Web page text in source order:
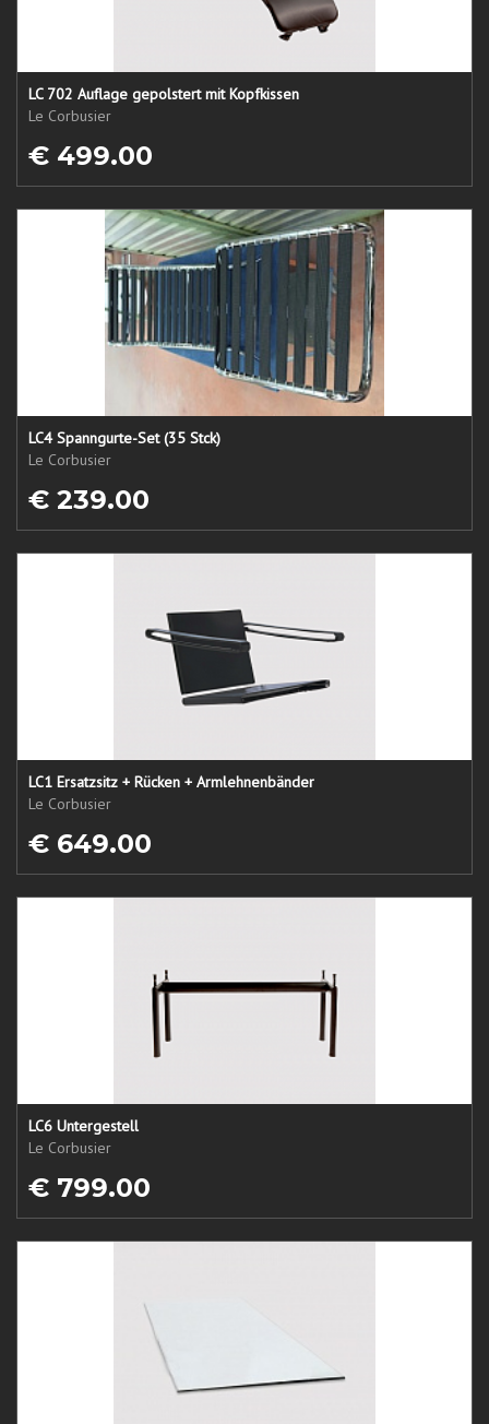
LC 702 Auflage gepolstert mit Kopfkissen
Le Corbusier
€ 499.00
LC4 Spanngurte-Set (35 Stck)
Le Corbusier
€ 239.00
LC1 Ersatzsitz + Rücken + Armlehnenbänder
Le Corbusier
€ 649.00
LC6 Untergestell
Le Corbusier
€ 799.00